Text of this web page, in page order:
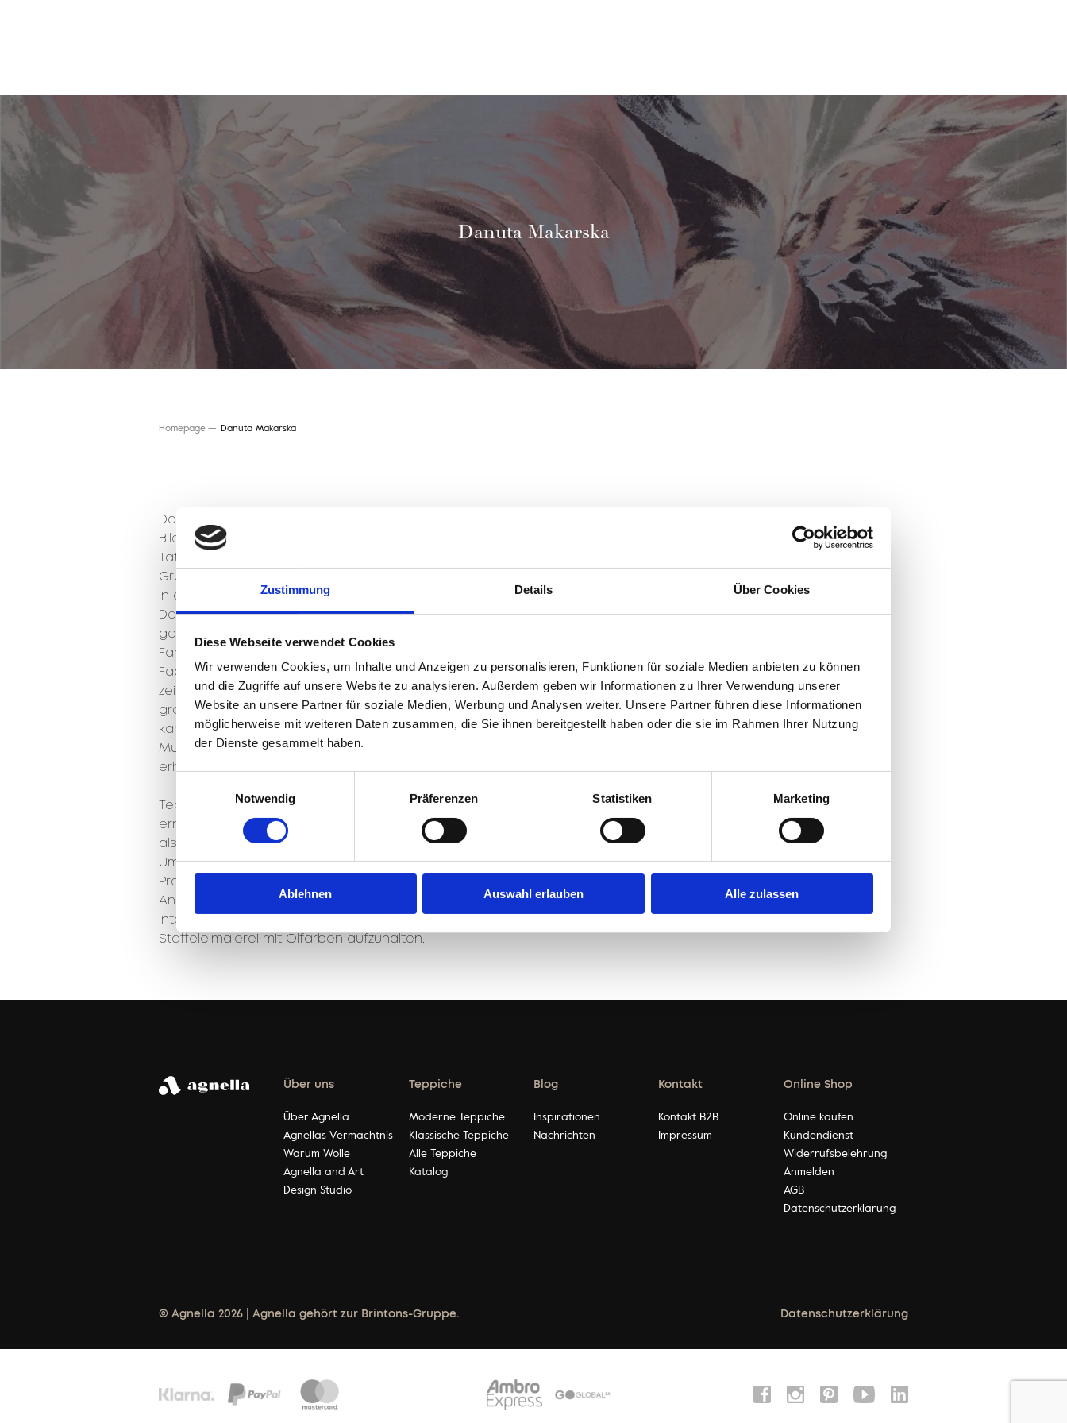
Zustimmung Details Über Cookies
Diese Webseite verwendet Cookies
Wir verwenden Cookies, um Inhalte und Anzeigen zu personalisieren, Funktionen für soziale Medien anbieten zu können
und die Zugriffe auf unsere Website zu analysieren. Außerdem geben wir Informationen zu Ihrer Verwendung unserer
Website an unsere Partner für soziale Medien, Werbung und Analysen weiter. Unsere Partner führen diese Informationen
möglicherweise mit weiteren Daten zusammen, die Sie ihnen bereitgestellt haben oder die sie im Rahmen Ihrer Nutzung
der Dienste gesammelt haben.
Notwendig
Präferenzen Statistiken Marketing
Ablehnen Auswahl erlauben Alle zulassen
Danuta Makarska
Homepage Danuta Makarska
Danuta Makarska schloss ihr Studium an der Artur-Grottger-Hochschule für
Bildende Künste in Supraśl ab. Sie arbeitet mit Agnella seit Beginn der
Tätigkeit des Unternehmens, d.h. seit 1975, zusammen und schuf die ersten
Grundlagen für die Gestaltung des Unternehmens. Sie begann in einer Zeit,
in der noch keine Computerprogramme zur Verfügung standen und das
Design von Anfang bis Ende manuell entstand: die Collage wurden
gemalt, gezeichnet oder geklebt. Dann wurde das Muster gezeichnet und
Farben auf das Blatt aufgetragen, wobei jedes Gitter einem einzelnen
Faden auf dem Webstuhl entsprach. Dies war eine ausgesprochen
zeitraubende und mühsame Arbeit; an einigen komplizierten, 300×400 cm
großen Mustern wurde bis zu sechs Monate lang gezeichnet! Dennoch
kamen auch in dieser manuellen Schaffensperiode schöne klassische
Muster aus ihrer Hand, und viele von ihnen sind immer noch im Handel
erhältlich und werden als Bestseller bezeichnet.
Teppiche zu entwerfen war für sie immer eine Herausforderung, die es ihr
ermöglichte, sich selbst zu verwirklichen, besonders wenn Natur und Kunst
als Inspiration dienen konnten. Die Übertragung der beobachteten
Umgebung auf das Design in Verbindung mit den Gebrauchswerten des
Produkts verschafft ihr die größte Zufriedenheit, insbesondere wenn sie
Anerkennung und Zufriedenheit der Käufer gewinnt. Sie liebt es,
interessante Orte zu besuchen, sich im Schoß der Natur und vor einer
Staffeleimalerei mit Ölfarben aufzuhalten.
Über uns
Über Agnella
Agnellas Vermächtnis
Warum Wolle
Agnella and Art
Design Studio
Teppiche
Moderne Teppiche
Klassische Teppiche
Alle Teppiche
Katalog
Blog
Inspirationen
Nachrichten
Kontakt
Kontakt B2B
Impressum
Online Shop
Online kaufen
Kundendienst
Widerrufsbelehrung
Anmelden
AGB
Datenschutzerklärung
Datenschutzerklärung
© Agnella 2026 | Agnella gehört zur Brintons-Gruppe.
Suche nach einem Teppich